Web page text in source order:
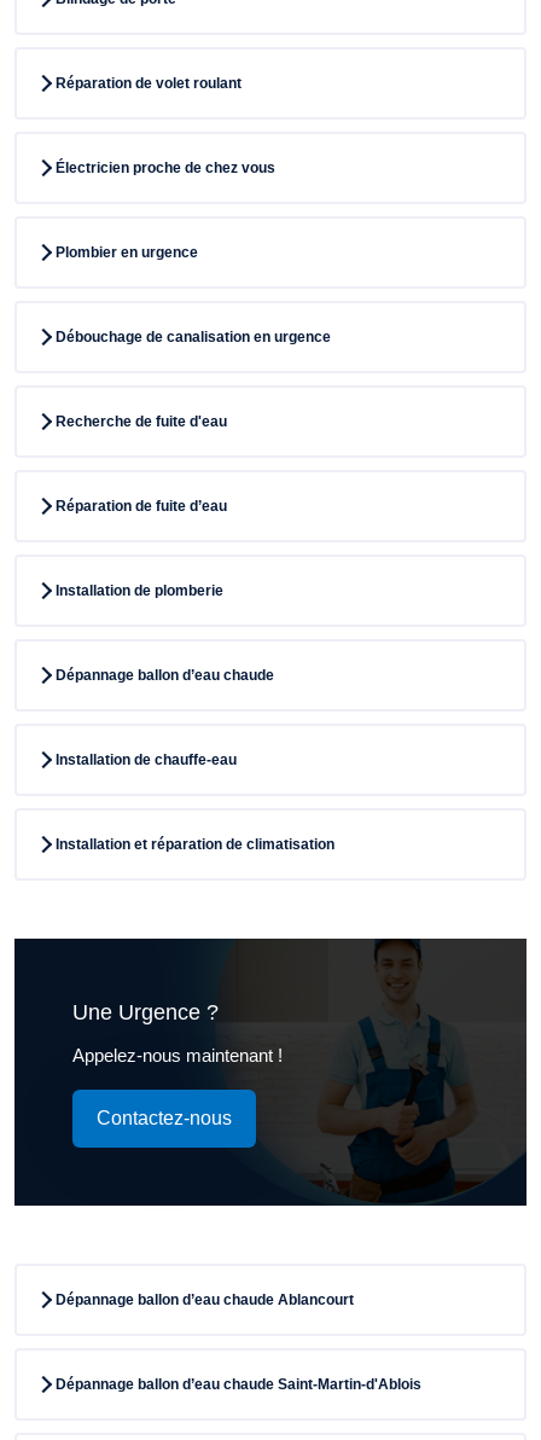
Réparation de volet roulant
Électricien proche de chez vous
Plombier en urgence
Débouchage de canalisation en urgence
Recherche de fuite d'eau
Réparation de fuite d’eau
Installation de plomberie
Dépannage ballon d’eau chaude
Installation de chauffe-eau
Installation et réparation de climatisation
Une Urgence ?
Appelez-nous maintenant !
Contactez-nous
Dépannage ballon d’eau chaude Ablancourt
Dépannage ballon d’eau chaude Saint-Martin-d'Ablois